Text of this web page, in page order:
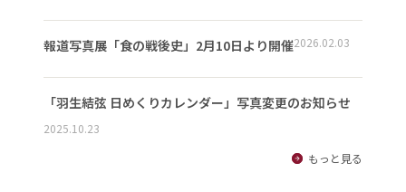
報道写真展「食の戦後史」2月10日より開催2026.02.03
「羽生結弦 日めくりカレンダー」写真変更のお知らせ
2025.10.23
もっと見る